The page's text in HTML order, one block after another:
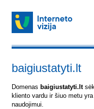
baigiustatyti.lt
Domenas baigiustatyti.lt
kliento vardu ir šiuo metu
naudojimui.